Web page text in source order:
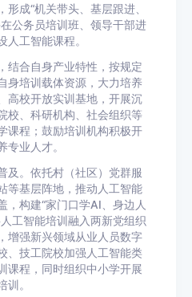
成“机关带头、基层跟进、
公务员培训班、领导干部进
人工智能课程。
结合自身产业特性，按规定
身培训载体资源，大力培养
高校开放实训基地，开展沉
校、科研机构、社会组织等
课程；鼓励培训机构积极开
专业人才。
及。依托村（社区）党群服
等基层阵地，推动人工智能
，构建“家门口学AI、身边人
工智能培训融入两新党组织
增强新兴领域从业人员数字
、技工院校加强人工智能类
课程，同时组织中小学开展
训。